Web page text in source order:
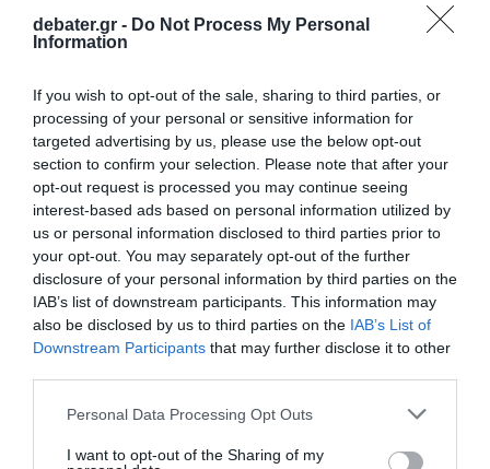
debater.gr - Do Not Process My Personal
Information
If you wish to opt-out of the sale, sharing to third parties, or
processing of your personal or sensitive information for
targeted advertising by us, please use the below opt-out
section to confirm your selection. Please note that after your
opt-out request is processed you may continue seeing
interest-based ads based on personal information utilized by
us or personal information disclosed to third parties prior to
your opt-out. You may separately opt-out of the further
disclosure of your personal information by third parties on the
IAB’s list of downstream participants. This information may
also be disclosed by us to third parties on the IAB’s List of
Downstream Participants that may further disclose it to other
Please note that this website/app uses one or more Google
not limited to your visit or usage behaviour. You may click to
Personal Data Processing Opt Outs
I want to opt-out of the Sharing of my
Χάρης & Αντελίνα Βαρθακούρη: Στο ΚΑΤ η
κόρη τους – Δύσκολες στιγμές για την
οικογένεια
Η μακροσκελή ανάρτηση του τραγουδιστή στο
Instagram
26.03.2025 - 15:23